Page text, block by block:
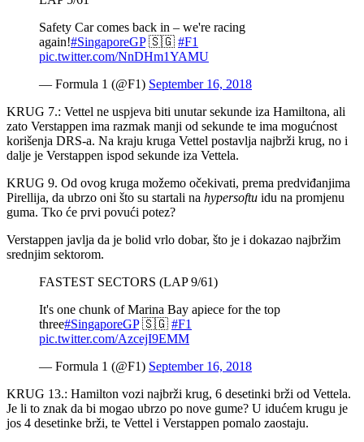
Safety Car comes back in – we're racing
again!#SingaporeGP🇸🇬 #F1
pic.twitter.com/NnDHm1YAMU
— Formula 1 (@F1) September 16, 2018
KRUG 7.: Vettel ne uspjeva biti unutar sekunde iza Hamiltona, ali
zato Verstappen ima razmak manji od sekunde te ima mogućnost
korišenja DRS-a. Na kraju kruga Vettel postavlja najbrži krug, no i
dalje je Verstappen ispod sekunde iza Vettela.
KRUG 9. Od ovog kruga možemo očekivati, prema predviđanjima
Pirellija, da ubrzo oni što su startali na hypersoftu idu na promjenu
guma. Tko će prvi povući potez?
Verstappen javlja da je bolid vrlo dobar, što je i dokazao najbržim
srednjim sektorom.
FASTEST SECTORS (LAP 9/61)
It's one chunk of Marina Bay apiece for the top
three#SingaporeGP🇸🇬 #F1
pic.twitter.com/AzcejI9EMM
— Formula 1 (@F1) September 16, 2018
KRUG 13.: Hamilton vozi najbrži krug, 6 desetinki brži od Vettela.
Je li to znak da bi mogao ubrzo po nove gume? U idućem krugu je
jos 4 desetinke brži, te Vettel i Verstappen pomalo zaostaju.